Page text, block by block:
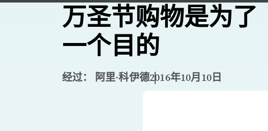
万圣节购物是为了
一个目的
经过： 阿里·科伊德2016年10月10日